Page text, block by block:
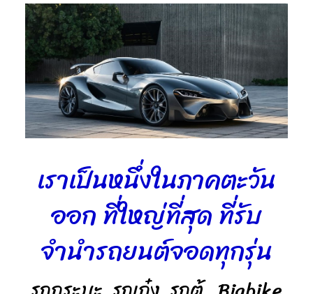
เราเป็นหนึ่งในภาคตะวัน
ออก ที่ใหญ่ที่สุด ที่รับ
จำนำรถยนต์จอดทุกรุ่น